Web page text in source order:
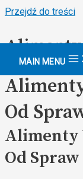
Przejdź do treści
MAIN MENU
Alimenty
Od
Alimenty
Od